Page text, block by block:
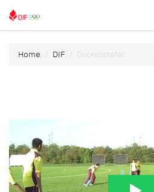
Home DIF Cricketstafet